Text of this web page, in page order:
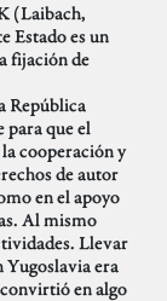
(Laibach,
Estado es un
fijación de
República
para que el
cooperación y
de autor
en el apoyo
Al mismo
Llevar
Yugoslavia era
en algo